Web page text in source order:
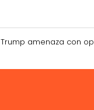
Trump amenaza con